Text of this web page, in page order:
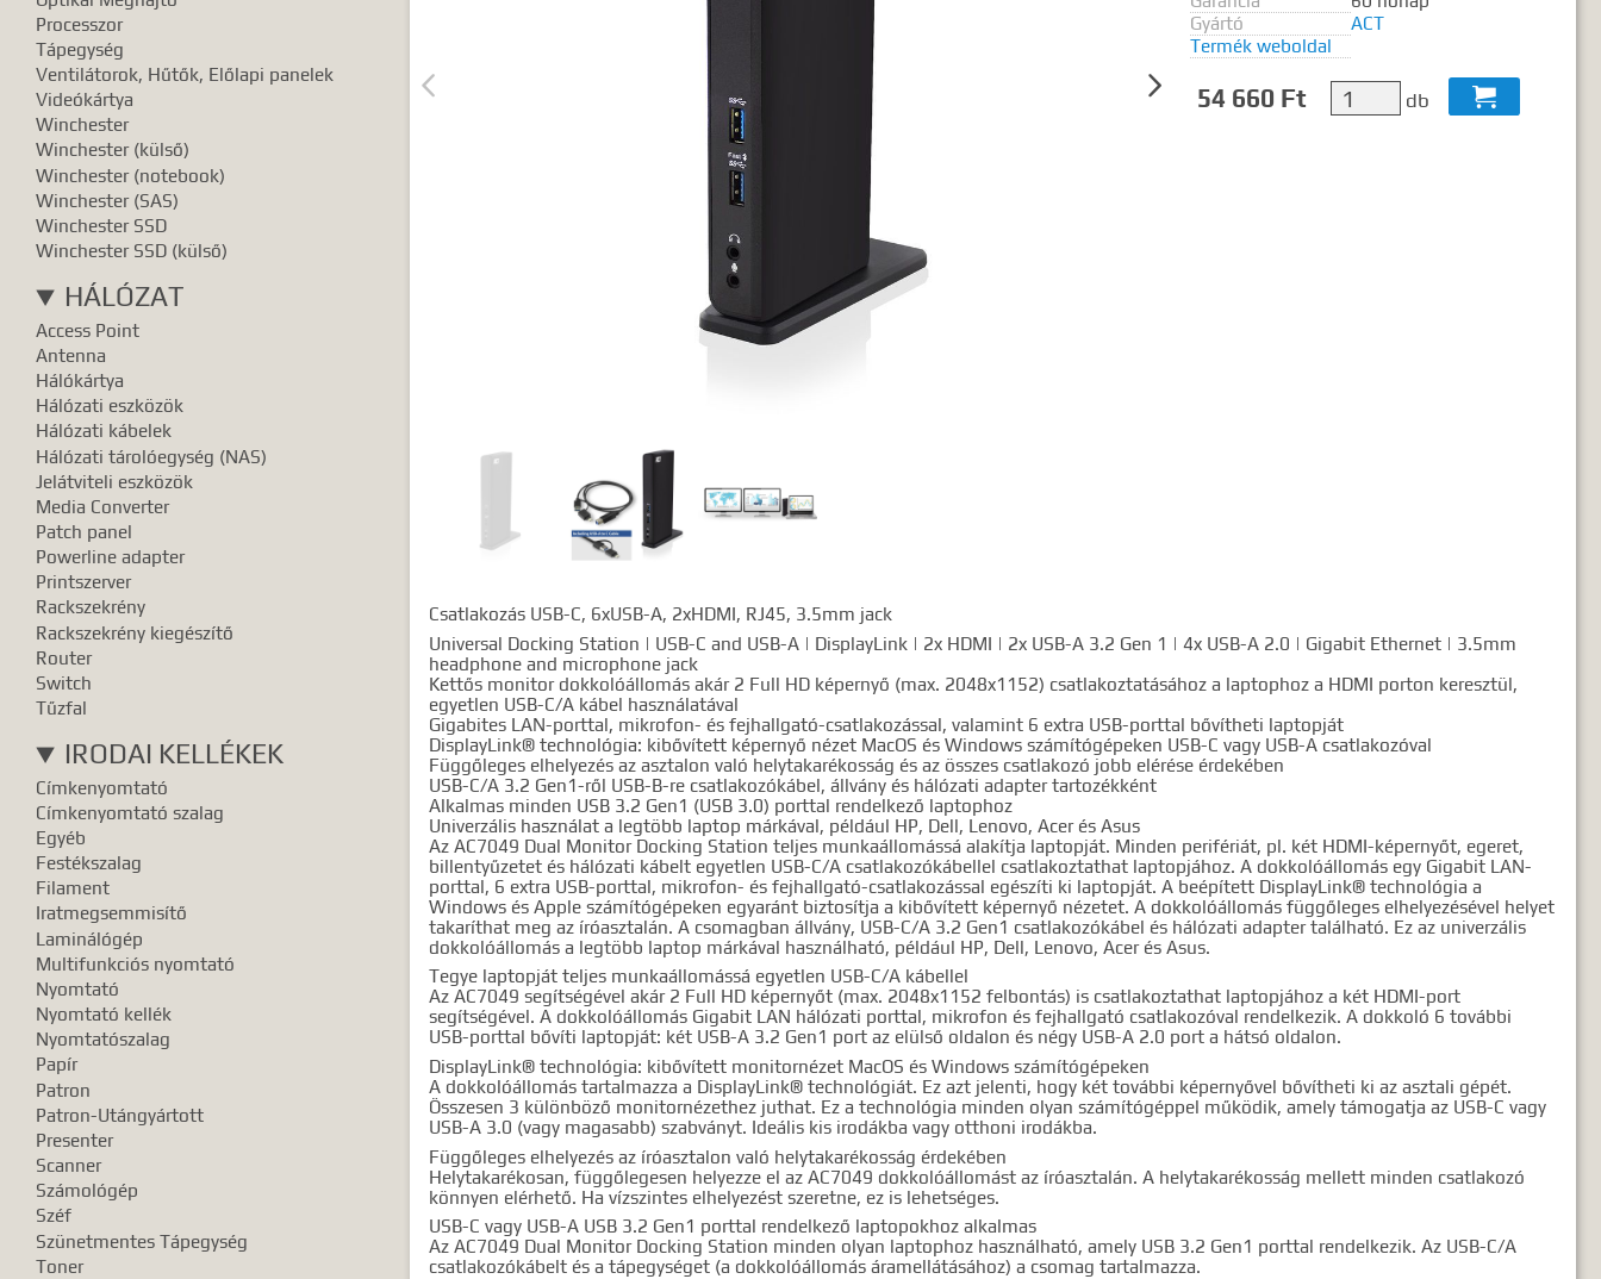
Pontos egyezéshez mindkét esetben használhatja az idézőjeleket:
Processzor
Tápegység
Ventilátorok, Hűtők, Előlapi panelek
Videókártya
Winchester
Winchester (külső)
Winchester (notebook)
Winchester (SAS)
Winchester SSD
Winchester SSD (külső)
HÁLÓZAT
Access Point
Antenna
Hálókártya
Hálózati eszközök
Hálózati kábelek
Hálózati tárolóegység (NAS)
Jelátviteli eszközök
Media Converter
Patch panel
Powerline adapter
Printszerver
Rackszekrény
Rackszekrény kiegészítő
Router
Switch
Tűzfal
IRODAI KELLÉKEK
Címkenyomtató
Címkenyomtató szalag
Egyéb
Festékszalag
Filament
Iratmegsemmisítő
Laminálógép
Multifunkciós nyomtató
Nyomtató
Nyomtató kellék
Nyomtatószalag
Papír
Patron
Patron-Utángyártott
Presenter
Scanner
Számológép
Széf
Szünetmentes Tápegység
Toner
 
Gyártó
ACT
Termék weboldal
54 660 Ft db 
Csatlakozás USB-C, 6xUSB-A, 2xHDMI, RJ45, 3.5mm jack
Universal Docking Station | USB-C and USB-A | DisplayLink | 2x HDMI | 2x USB-A 3.2 Gen 1 | 4x USB-A 2.0 | Gigabit Ethernet | 3.5mm
headphone and microphone jack
Kettős monitor dokkolóállomás akár 2 Full HD képernyő (max. 2048x1152) csatlakoztatásához a laptophoz a HDMI porton keresztül,
egyetlen USB-C/A kábel használatával
Gigabites LAN-porttal, mikrofon- és fejhallgató-csatlakozással, valamint 6 extra USB-porttal bővítheti laptopját
DisplayLink® technológia: kibővített képernyő nézet MacOS és Windows számítógépeken USB-C vagy USB-A csatlakozóval
Függőleges elhelyezés az asztalon való helytakarékosság és az összes csatlakozó jobb elérése érdekében
USB-C/A 3.2 Gen1-ről USB-B-re csatlakozókábel, állvány és hálózati adapter tartozékként
Alkalmas minden USB 3.2 Gen1 (USB 3.0) porttal rendelkező laptophoz
Univerzális használat a legtöbb laptop márkával, például HP, Dell, Lenovo, Acer és Asus
Az AC7049 Dual Monitor Docking Station teljes munkaállomássá alakítja laptopját. Minden perifériát, pl. két HDMI-képernyőt, egeret,
billentyűzetet és hálózati kábelt egyetlen USB-C/A csatlakozókábellel csatlakoztathat laptopjához. A dokkolóállomás egy Gigabit LAN-
porttal, 6 extra USB-porttal, mikrofon- és fejhallgató-csatlakozással egészíti ki laptopját. A beépített DisplayLink® technológia a
Windows és Apple számítógépeken egyaránt biztosítja a kibővített képernyő nézetet. A dokkolóállomás függőleges elhelyezésével helyet
takaríthat meg az íróasztalán. A csomagban állvány, USB-C/A 3.2 Gen1 csatlakozókábel és hálózati adapter található. Ez az univerzális
dokkolóállomás a legtöbb laptop márkával használható, például HP, Dell, Lenovo, Acer és Asus.
Tegye laptopját teljes munkaállomássá egyetlen USB-C/A kábellel
Az AC7049 segítségével akár 2 Full HD képernyőt (max. 2048x1152 felbontás) is csatlakoztathat laptopjához a két HDMI-port
segítségével. A dokkolóállomás Gigabit LAN hálózati porttal, mikrofon és fejhallgató csatlakozóval rendelkezik. A dokkoló 6 további
USB-porttal bővíti laptopját: két USB-A 3.2 Gen1 port az elülső oldalon és négy USB-A 2.0 port a hátsó oldalon.
DisplayLink® technológia: kibővített monitornézet MacOS és Windows számítógépeken
A dokkolóállomás tartalmazza a DisplayLink® technológiát. Ez azt jelenti, hogy két további képernyővel bővítheti ki az asztali gépét.
Összesen 3 különböző monitornézethez juthat. Ez a technológia minden olyan számítógéppel működik, amely támogatja az USB-C vagy
USB-A 3.0 (vagy magasabb) szabványt. Ideális kis irodákba vagy otthoni irodákba.
Függőleges elhelyezés az íróasztalon való helytakarékosság érdekében
Helytakarékosan, függőlegesen helyezze el az AC7049 dokkolóállomást az íróasztalán. A helytakarékosság mellett minden csatlakozó
könnyen elérhető. Ha vízszintes elhelyezést szeretne, ez is lehetséges.
USB-C vagy USB-A USB 3.2 Gen1 porttal rendelkező laptopokhoz alkalmas
Az AC7049 Dual Monitor Docking Station minden olyan laptophoz használható, amely USB 3.2 Gen1 porttal rendelkezik. Az USB-C/A
csatlakozókábelt és a tápegységet (a dokkolóállomás áramellátásához) a csomag tartalmazza.